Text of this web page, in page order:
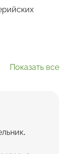
Показать все